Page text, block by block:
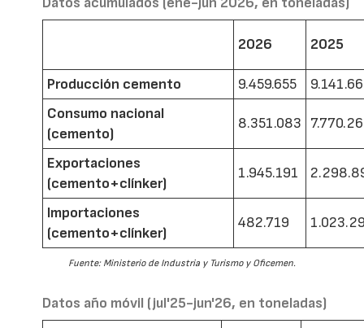
2026 2025
Producción cemento 9.459.655
Consumo nacional
(cemento)
8.351.083
Exportaciones
(cemento+clínker)
1.945.191
Importaciones
(cemento+clínker)
482.719
Fuente: Ministerio de Industria y Turismo y Oficemen.
Datos año móvil (jul'25-jun'26, en toneladas)